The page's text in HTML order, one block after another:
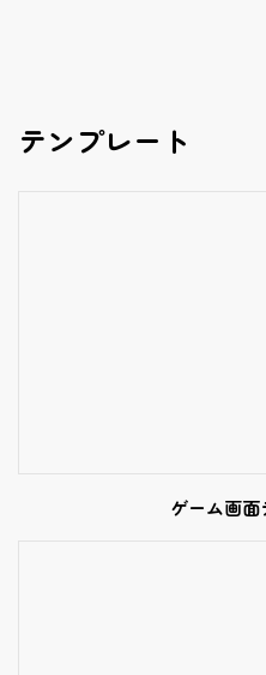
テンプレート
ゲーム画面